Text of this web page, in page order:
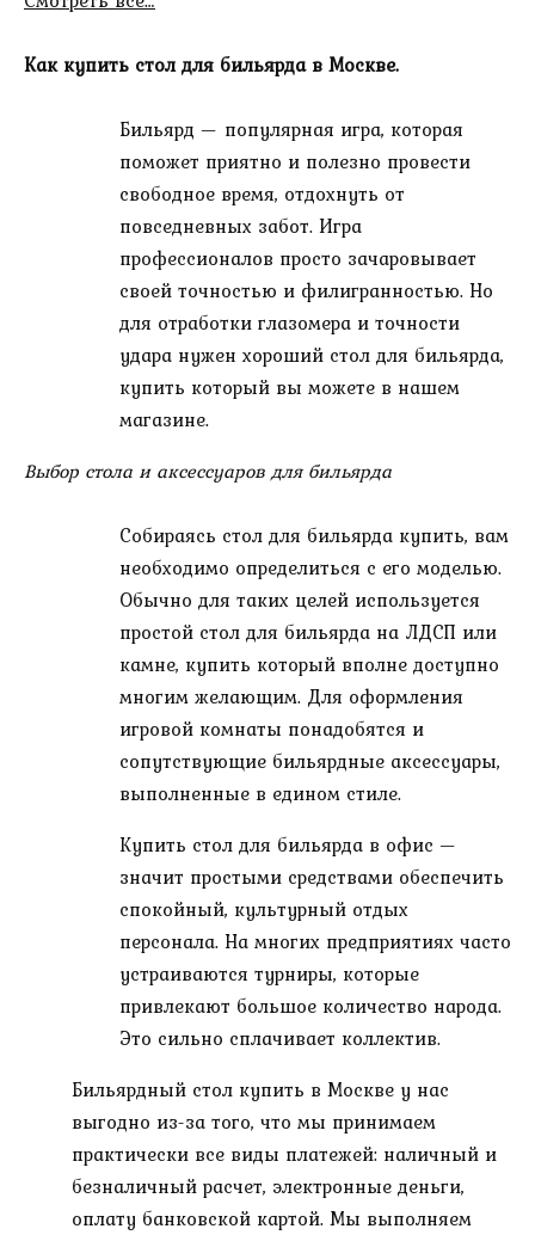
Как купить стол для бильярда в Москве.
Бильярд — популярная игра, которая
поможет приятно и полезно провести
свободное время, отдохнуть от
повседневных забот. Игра
профессионалов просто зачаровывает
своей точностью и филигранностью. Но
для отработки глазомера и точности
удара нужен хороший стол для бильярда,
купить который вы можете в нашем
магазине.
Выбор стола и аксессуаров для бильярда
Собираясь стол для бильярда купить, вам
необходимо определиться с его моделью.
Обычно для таких целей используется
простой стол для бильярда на ЛДСП или
камне, купить который вполне доступно
многим желающим. Для оформления
игровой комнаты понадобятся и
сопутствующие бильярдные аксессуары,
выполненные в едином стиле.
Купить стол для бильярда в офис —
значит простыми средствами обеспечить
спокойный, культурный отдых
персонала. На многих предприятиях часто
устраиваются турниры, которые
привлекают большое количество народа.
Это сильно сплачивает коллектив.
Бильярдный стол купить в Москве у нас
выгодно из-за того, что мы принимаем
практически все виды платежей: наличный и
безналичный расчет, электронные деньги,
оплату банковской картой. Мы выполняем